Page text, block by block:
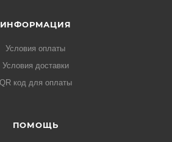
ИНФОРМАЦИЯ
Условия оплаты
Условия доставки
QR код для оплаты
ПОМОЩЬ